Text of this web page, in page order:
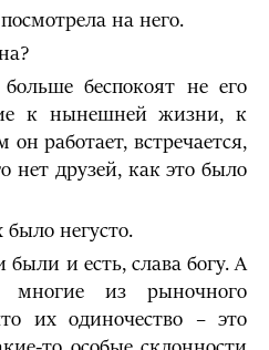
на него.
беспокоят не его
к нынешней жизни, к
работает, встречается,
нет друзей, как это было
негусто.
были и есть, слава богу. А
из рыночного
их одиночество – это